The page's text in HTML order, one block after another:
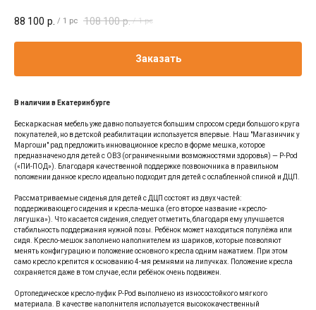
88 100 р. / 1 pc 108 100 р. / 1 pc
Заказать
В наличии в Екатеринбурге
Бескаркасная мебель уже давно пользуется большим спросом среди большого круга
покупателей, но в детской реабилитации используется впервые. Наш "Магазинчик у
Маргоши" рад предложить инновационное кресло в форме мешка, которое
предназначено для детей с ОВЗ (ограниченными возможностями здоровья) — P-Pod
(«ПИ-ПОД»). Благодаря качественной поддержке позвоночника в правильном
положении данное кресло идеально подходит для детей с ослабленной спиной и ДЦП.
Рассматриваемые сиденья для детей с ДЦП состоят из двух частей:
поддерживающего сидения и кресла-мешка (его второе название «кресло-
лягушка»). Что касается сидения, следует отметить, благодаря ему улучшается
стабильность поддержания нужной позы. Ребёнок может находиться полулёжа или
сидя. Кресло-мешок заполнено наполнителем из шариков, которые позволяют
менять конфигурацию и положение основного кресла одним нажатием. При этом
само кресло крепится к основанию 4-мя ремнями на липучках. Положение кресла
сохраняется даже в том случае, если ребёнок очень подвижен.
Ортопедическое кресло-пуфик P-Pod выполнено из износостойкого мягкого
материала. В качестве наполнителя используется высококачественный